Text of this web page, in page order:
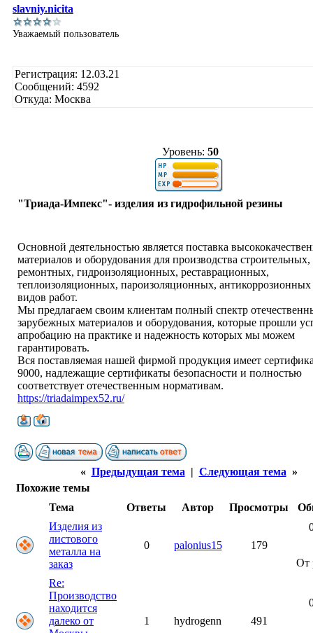
slavniy.nicita
Уважаемый пользователь
Регистрация: 12.03.21
Сообщений: 4592
Откуда: Москва
Уровень: 50
"Триада-Импекс"- изделия из гидрофильной резины
Основной деятельностью является поставка
материалов и оборудования для производства строительных,
ремонтных, гидроизоляционных, реставрационных,
теплоизоляционных, пароизоляционных,
видов работ.
Мы предлагаем своим клиентам полный спектр
зарубежных материалов и оборудования, которые прошли
апробацию на практике и надежность которых мы можем
гарантировать.
Вся поставляемая нашей фирмой продукция имеет
9000, надлежащие сертификаты безопасности и полностью
соответствует отечественным нормативам.
https://triadaimpex52.ru/
« Предыдущая тема | Следующая тема »
Похожие темы
Тема
Ответы Автор Просмотры
Изделия из
листового
металла на
заказ
0 palonius15 179
От
Re:
Производство
находится
далеко от
1 hydrogenn 491